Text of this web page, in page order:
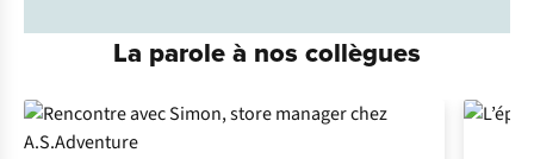
La parole à nos collègues